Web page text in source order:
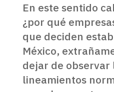
En este sentido
¿por qué
que deciden
México,
dejar de observar
lineamientos